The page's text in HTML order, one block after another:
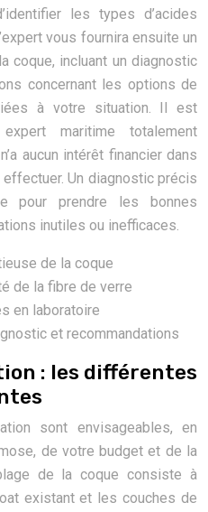
les types d’acides
vous fournira ensuite un
coque, incluant un diagnostic
concernant les options de
à votre situation. Il est
maritime totalement
aucun intérêt financier dans
Un diagnostic précis
pour prendre les bonnes
inutiles ou inefficaces.
de la coque
de la fibre de verre
en laboratoire
et recommandations
: les différentes
sont envisageables, en
de votre budget et de la
de la coque consiste à
existant et les couches de